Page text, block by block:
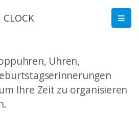
Uhren,
Ihre Zeit zu organisieren